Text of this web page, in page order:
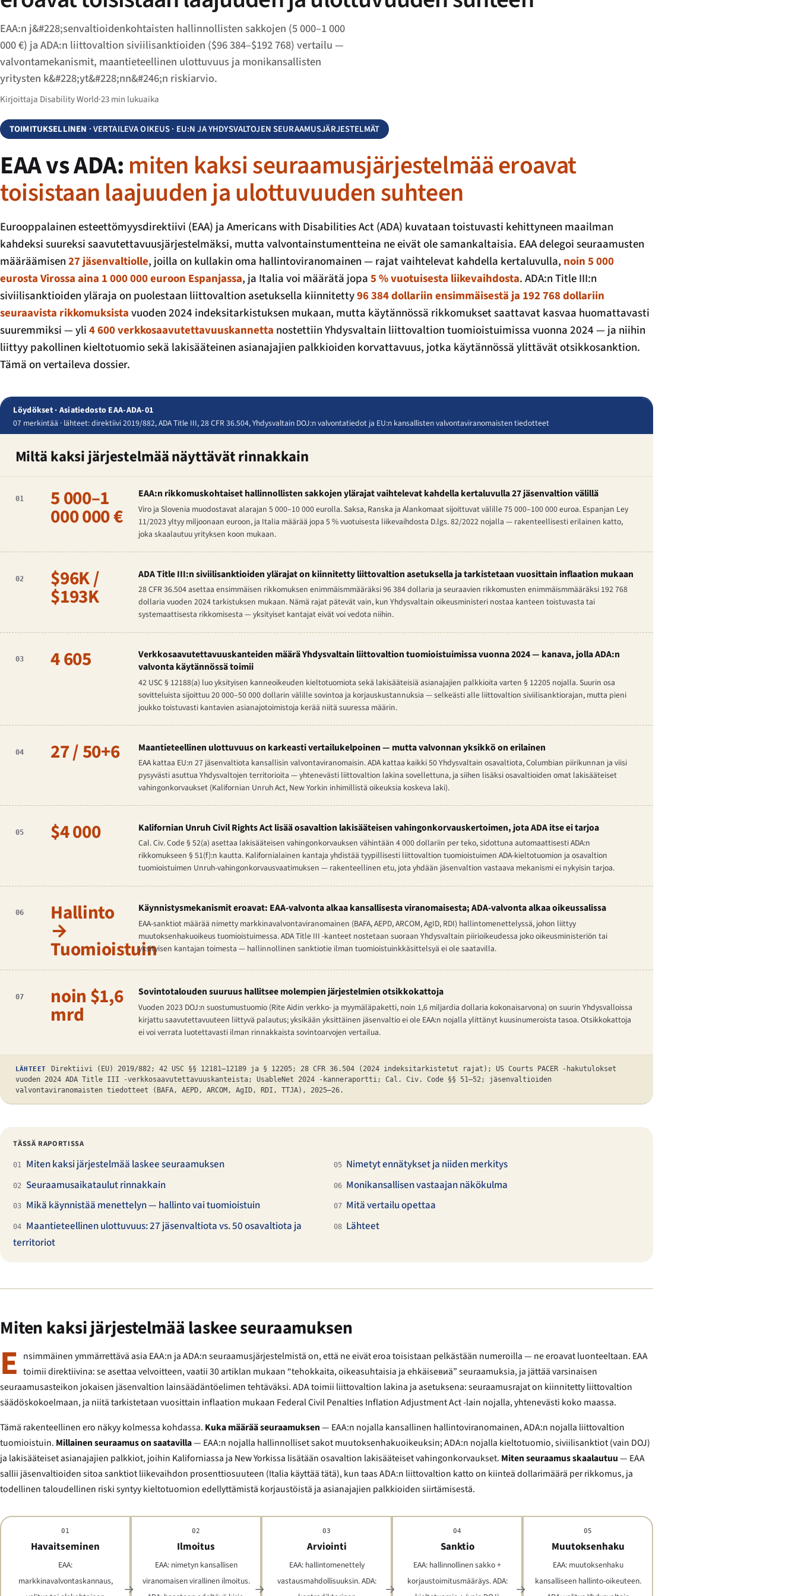
EAA:n j&#228;senvaltioidenkohtaisten hallinnollisten sakkojen (5 000–1 000
000 €) ja ADA:n liittovaltion siviilisanktioiden ($96 384–$192 768) vertailu —
valvontamekanismit, maantieteellinen ulottuvuus ja monikansallisten
yritysten k&#228;yt&#228;nn&#246;n riskiarvio.
Kirjoittaja Disability World·23 min lukuaika
TOIMITUKSELLINEN · VERTAILEVA OIKEUS · EU:N JA YHDYSVALTOJEN SEURAAMUSJÄRJESTELMÄT
EAA vs ADA: miten kaksi seuraamusjärjestelmää eroavat
toisistaan laajuuden ja ulottuvuuden suhteen
Eurooppalainen esteettömyysdirektiivi (EAA) ja Americans with Disabilities Act (ADA) kuvataan toistuvasti kehittyneen maailman
kahdeksi suureksi saavutettavuusjärjestelmäksi, mutta valvontainstumentteina ne eivät ole samankaltaisia. EAA delegoi seuraamusten
määräämisen27 jäsenvaltiolle, joilla on kullakin oma hallintoviranomainen — rajat vaihtelevat kahdella kertaluvulla, noin 5 000
eurosta Virossa aina 1 000 000 euroon Espanjassa, ja Italia voi määrätä jopa5 % vuotuisesta liikevaihdosta. ADA:n Title III:n
siviilisanktioiden yläraja on puolestaan liittovaltion asetuksella kiinnitetty96 384 dollariin ensimmäisestä ja 192 768 dollariin
seuraavista rikkomuksistavuoden 2024 indeksitarkistuksen mukaan, mutta käytännössä rikkomukset saattavat kasvaa huomattavasti
suuremmiksi — yli4 600 verkkosaavutettavuuskannetta nostettiin Yhdysvaltain liittovaltion tuomioistuimissa vuonna 2024 — ja niihin
liittyy pakollinen kieltotuomio sekä lakisääteinen asianajajien palkkioiden korvattavuus, jotka käytännössä ylittävät otsikkosanktion.
Tämä on vertaileva dossier.
Löydökset · Asiatiedosto EAA-ADA-01
07 merkintää · lähteet: direktiivi 2019/882, ADA Title III, 28 CFR 36.504, Yhdysvaltain DOJ:n valvontatiedot ja EU:n kansallisten valvontaviranomaisten tiedotteet
Miltä kaksi järjestelmää näyttävät rinnakkain
01 5 000–1
000 000 €
EAA:n rikkomuskohtaiset hallinnollisten sakkojen ylärajat vaihtelevat kahdella kertaluvulla 27 jäsenvaltion välillä
Viro ja Slovenia muodostavat alarajan 5 000–10 000 eurolla. Saksa, Ranska ja Alankomaat sijoittuvat välille 75 000–100 000 euroa. Espanjan Ley
11/2023 yltyy miljoonaan euroon, ja Italia määrää jopa 5 % vuotuisesta liikevaihdosta D.lgs. 82/2022 nojalla — rakenteellisesti erilainen katto,
joka skaalautuu yrityksen koon mukaan.
02 $96K /
$193K
ADA Title III:n siviilisanktioiden ylärajat on kiinnitetty liittovaltion asetuksella ja tarkistetaan vuosittain inflaation mukaan
28 CFR 36.504 asettaa ensimmäisen rikkomuksen enimmäismmääräksi 96 384 dollaria ja seuraavien rikkomusten enimmäismmääräksi 192 768
dollaria vuoden 2024 tarkistuksen mukaan. Nämä rajat pätevät vain, kun Yhdysvaltain oikeusministeri nostaa kanteen toistuvasta tai
systemaattisesta rikkomisesta — yksityiset kantajat eivät voi vedota niihin.
03 4 605
Verkkosaavutettavuuskanteiden määrä Yhdysvaltain liittovaltion tuomioistuimissa vuonna 2024 — kanava, jolla ADA:n
valvonta käytännössä toimii
42 USC § 12188(a) luo yksityisen kanneoikeuden kieltotuomiota sekä lakisääteisiä asianajajien palkkioita varten § 12205 nojalla. Suurin osa
sovitteluista sijoittuu 20 000–50 000 dollarin välille sovintoa ja korjauskustannuksia — selkeästi alle liittovaltion siviilisanktiorajan, mutta pieni
joukko toistuvasti kantavien asianajotoimistoja kerää niitä suuressa määrin.
04 27 / 50+6 Maantieteellinen ulottuvuus on karkeasti vertailukelpoinen — mutta valvonnan yksikkö on erilainen
EAA kattaa EU:n 27 jäsenvaltiota kansallisin valvontaviranomaisin. ADA kattaa kaikki 50 Yhdysvaltain osavaltiota, Columbian piirikunnan ja viisi
pysyvästi asuttua Yhdysvaltojen territorioita — yhtenevästi liittovaltion lakina sovellettuna, ja siihen lisäksi osavaltioiden omat lakisääteiset
vahingonkorvaukset (Kalifornian Unruh Act, New Yorkin inhimillistä oikeuksia koskeva laki).
05 $4 000 Kalifornian Unruh Civil Rights Act lisää osavaltion lakisääteisen vahingonkorvauskertoimen, jota ADA itse ei tarjoa
Cal. Civ. Code § 52(a) asettaa lakisääteisen vahingonkorvauksen vähintään 4 000 dollariin per teko, sidottuna automaattisesti ADA:n
rikkomukseen § 51(f):n kautta. Kalifornialainen kantaja yhdistää tyypillisesti liittovaltion tuomioistuimen ADA-kieltotuomion ja osavaltion
tuomioistuimen Unruh-vahingonkorvausvaatimuksen — rakenteellinen etu, jota yhdään jäsenvaltion vastaava mekanismi ei nykyisin tarjoa.
06 Hallinto
→
Tuomioistuin
Käynnistysmekanismit eroavat: EAA-valvonta alkaa kansallisesta viranomaisesta; ADA-valvonta alkaa oikeussalissa
EAA-sanktiot määrää nimetty markkinavalvontaviranomainen (BAFA, AEPD, ARCOM, AgID, RDI) hallintomenettelyssä, johon liittyy
muutoksenhakuoikeus tuomioistuimessa. ADA Title III -kanteet nostetaan suoraan Yhdysvaltain piirioikeudessa joko oikeusministeriön tai
yksityisen kantajan toimesta — hallinnollinen sanktiotie ilman tuomioistuinkkäsittelsyä ei ole saatavilla.
07 noin $1,6
mrd
Sovintotalouden suuruus hallitsee molempien järjestelmien otsikkokattoja
Vuoden 2023 DOJ:n suostumustuomio (Rite Aidin verkko- ja myymäläpaketti, noin 1,6 miljardia dollaria kokonaisarvona) on suurin Yhdysvalloissa
kirjattu saavutettavuuteen liittyvä palautus; yksikään yksittäinen jäsenvaltio ei ole EAA:n nojalla ylittänyt kuusinumeroista tasoa. Otsikkokattoja
ei voi verrata luotettavasti ilman rinnakkaista sovintoarvojen vertailua.
LÄHTEET
Direktiivi (EU) 2019/882; 42 USC §§ 12181–12189 ja § 12205; 28 CFR 36.504 (2024 indeksitarkistetut rajat); US Courts PACER -hakutulokset
vuoden 2024 ADA Title III -verkkosaavutettavuuskanteista; UsableNet 2024 -kanneraportti; Cal. Civ. Code §§ 51–52; jäsenvaltioiden
valvontaviranomaisten tiedotteet (BAFA, AEPD, ARCOM, AgID, RDI, TTJA), 2025–26.
TÄSSÄ RAPORTISSA
01 Miten kaksi järjestelmää laskee seuraamuksen
02 Seuraamusaikataulut rinnakkain
03 Mikä käynnistää menettelyn — hallinto vai tuomioistuin
04 Maantieteellinen ulottuvuus: 27 jäsenvaltiota vs. 50 osavaltiota ja
territoriot
05 Nimetyt ennätykset ja niiden merkitys
06 Monikansallisen vastaajan näkökulma
07 Mitä vertailu opettaa
08 Lähteet
Miten kaksi järjestelmää laskee seuraamuksen
E nsimmäinen ymmärrettävä asia EAA:n ja ADA:n seuraamusjärjestelmistä on, että ne eivät eroa toisistaan pelkästään numeroilla — ne eroavat luonteeltaan. EAA
toimii direktiivina: se asettaa velvoitteen, vaatii 30 artiklan mukaan “tehokkaita, oikeasuhtaisia ja ehkäiseвиä” seuraamuksia, ja jättää varsinaisen
seuraamusasteikon jokaisen jäsenvaltion lainsäädäntöelimen tehtäväksi. ADA toimii liittovaltion lakina ja asetuksena: seuraamusrajat on kiinnitetty liittovaltion
säädöskokoelmaan, ja niitä tarkistetaan vuosittain inflaation mukaan Federal Civil Penalties Inflation Adjustment Act -lain nojalla, yhtenevästi koko maassa.
Tämä rakenteellinen ero näkyy kolmessa kohdassa. Kuka määrää seuraamuksen— EAA:n nojalla kansallinen hallintoviranomainen, ADA:n nojalla liittovaltion
tuomioistuin. Millainen seuraamus on saatavilla— EAA:n nojalla hallinnolliset sakot muutoksenhakuoikeuksin; ADA:n nojalla kieltotuomio, siviilisanktiot (vain DOJ)
ja lakisääteiset asianajajien palkkiot, joihin Kaliforniassa ja New Yorkissa lisätään osavaltion lakisääteiset vahingonkorvaukset. Miten seuraamus skaalautuu— EAA
sallii jäsenvaltioiden sitoa sanktiot liikevaihdon prosenttiosuuteen (Italia käyttää tätä), kun taas ADA:n liittovaltion katto on kiinteä dollarimäärä per rikkomus, ja
todellinen taloudellinen riski syntyy kieltotuomion edellyttämistä korjaustöistä ja asianajajien palkkioiden siirtämisestä.
01
Havaitseminen
EAA:
markkinavalvontaskannaus,
02
Ilmoitus
EAA: nimetyn kansallisen
viranomaisen virallinen ilmoitus.
03
Arviointi
EAA: hallintomenettely
vastausmahdollisuuksin. ADA:
04
Sanktio
EAA: hallinnollinen sakko +
korjaustoimitusmääräys. ADA:
05
Muutoksenhaku
EAA: muutoksenhaku
kansalliseen hallinto-oikeuteen.